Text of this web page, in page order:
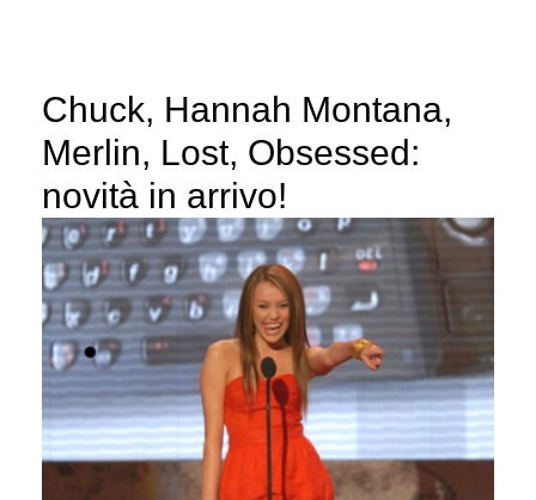
Chuck, Hannah Montana,
Merlin, Lost, Obsessed:
novità in arrivo!